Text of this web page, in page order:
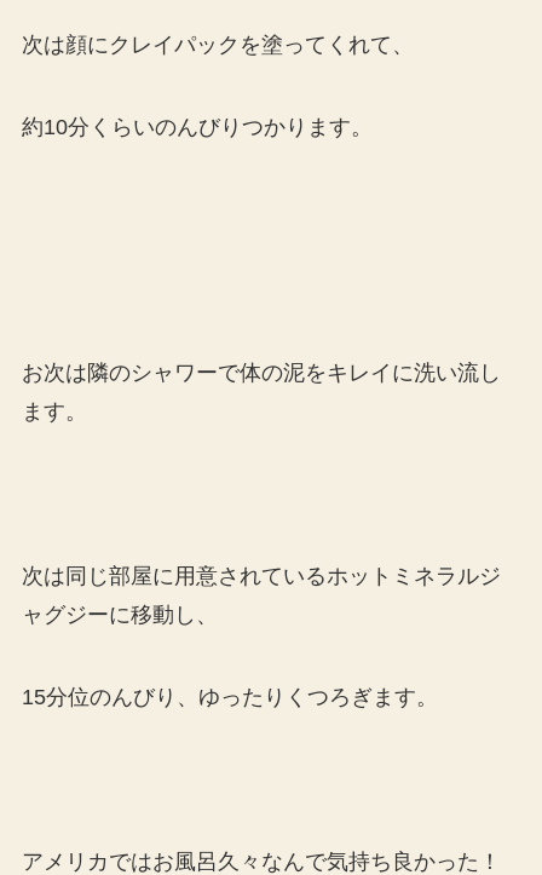
次は顔にクレイパックを塗ってくれて、
約10分くらいのんびりつかります。
お次は隣のシャワーで体の泥をキレイに洗い流し
ます。
次は同じ部屋に用意されているホットミネラルジ
ャグジーに移動し、
15分位のんびり、ゆったりくつろぎます。
アメリカではお風呂久々なんで気持ち良かった！